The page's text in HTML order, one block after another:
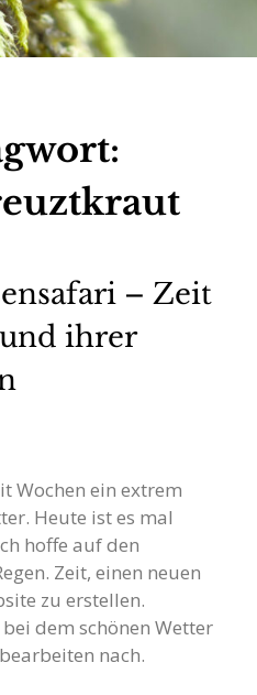
– Zeit
ihrer
Wochen ein extrem
Heute ist es mal
hoffe auf den
Zeit, einen neuen
zu erstellen.
dem schönen Wetter
nach.